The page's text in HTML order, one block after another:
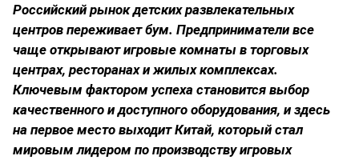
Российский рынок детских развлекательных
центров переживает бум. Предприниматели все
чаще открывают игровые комнаты в торговых
центрах, ресторанах и жилых комплексах.
Ключевым фактором успеха становится выбор
качественного и доступного оборудования, и здесь
на первое место выходит Китай, который стал
мировым лидером по производству игровых